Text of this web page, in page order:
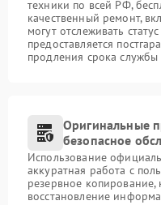
техники по всей РФ,
качественный ремонт,
могут отслеживать
предоставляется
продления срока службы
Оригинальные
безопасное
Использование
аккуратная работа с
резервное
восстановление